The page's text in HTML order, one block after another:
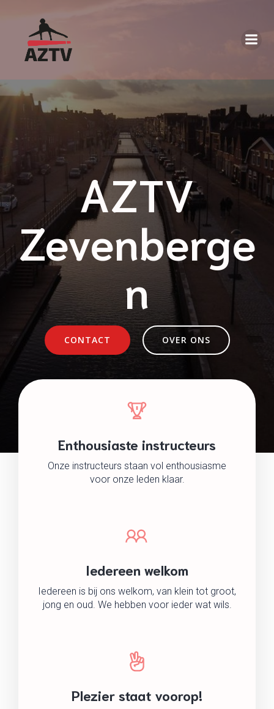
AZTV
Zevenberge
n
CONTACT OVER ONS
Enthousiaste instructeurs
Onze instructeurs staan vol enthousiasme
voor onze leden klaar.
Iedereen welkom
Iedereen is bij ons welkom, van klein tot groot,
jong en oud. We hebben voor ieder wat wils.
Plezier staat voorop!